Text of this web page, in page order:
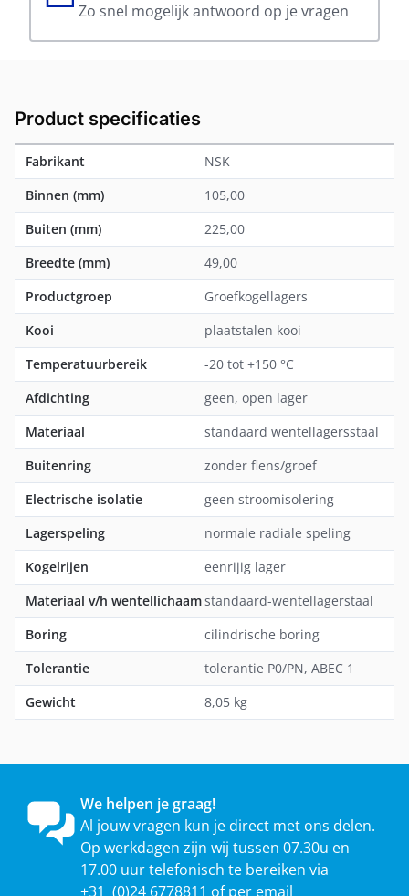
Zo snel mogelijk antwoord op je vragen
Product specificaties
Fabrikant
NSK
Binnen (mm)
105,00
Buiten (mm)
225,00
Breedte (mm)
49,00
Productgroep
Groefkogellagers
Kooi
plaatstalen kooi
Temperatuurbereik
-20 tot +150 °C
Afdichting
geen, open lager
Materiaal
standaard wentellagersstaal
Buitenring
zonder flens/groef
Electrische isolatie
geen stroomisolering
Lagerspeling
normale radiale speling
Kogelrijen
eenrijig lager
Materiaal v/h wentellichaamstandaard-wentellagerstaal
Boring
cilindrische boring
Tolerantie
tolerantie P0/PN, ABEC 1
Gewicht
8,05 kg
We helpen je graag!
Al jouw vragen kun je direct met ons delen.
Op werkdagen zijn wij tussen 07.30u en
17.00 uur telefonisch te bereiken via
+31 (0)24 6778811 of per email